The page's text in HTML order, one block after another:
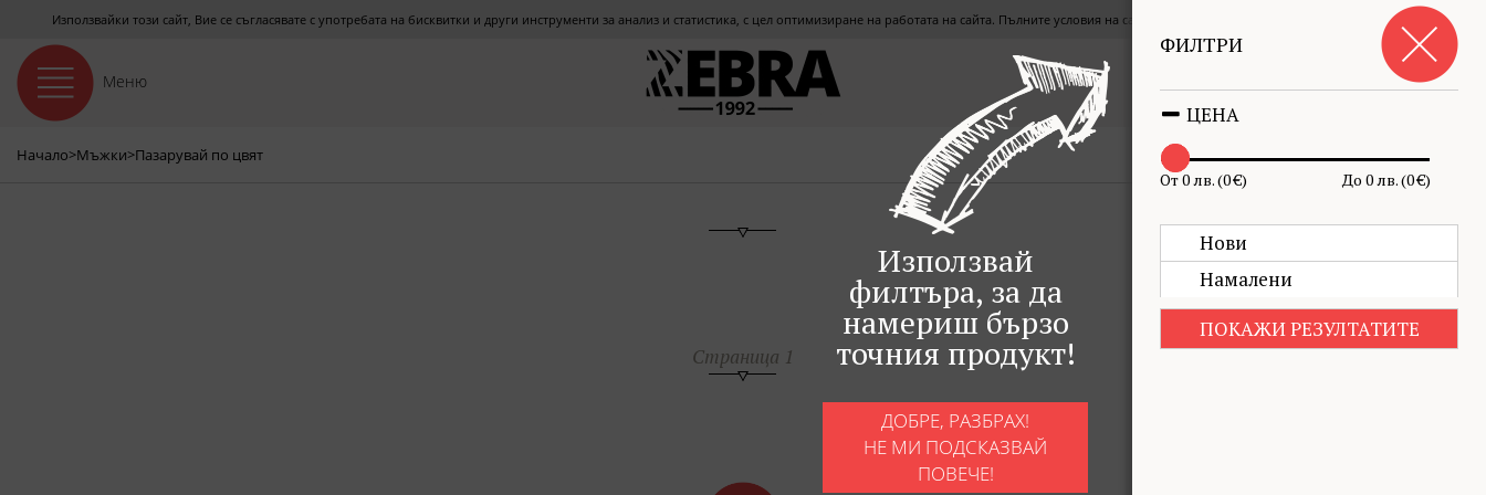
Използвайки този сайт, Вие се съгласявате с употребата на бисквитки и други инструменти за анализ и статистика, с цел оптимизиране на работата на сайта. Пълните условия на сайта можете да прочетете СЪГЛАСЕН СЪМ
Меню
€0.00
Начало>Мъжки>Пазарувай по цвят ПОДРЕДИ ПО ФИЛТЪР
Използвай
филтъра, за да
намериш бързо
точния продукт!
ДОБРЕ, РАЗБРАХ!
НЕ МИ ПОДСКАЗВАЙ
ПОВЕЧЕ!
ФИЛТРИ
ЦЕНА
От 0 лв. (0 €) До 0 лв. (0 €)
Нови
Намалени
ПОКАЖИ РЕЗУЛТАТИТЕ
Страница 1